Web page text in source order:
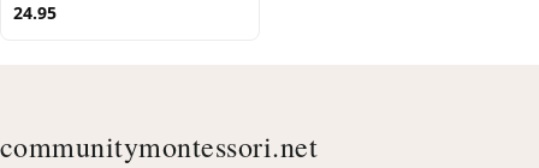
24.95
communitymontessori.net